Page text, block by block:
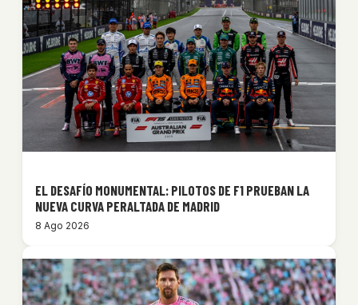
EL DESAFÍO MONUMENTAL: PILOTOS DE F1 PRUEBAN LA
NUEVA CURVA PERALTADA DE MADRID
8 Ago 2026